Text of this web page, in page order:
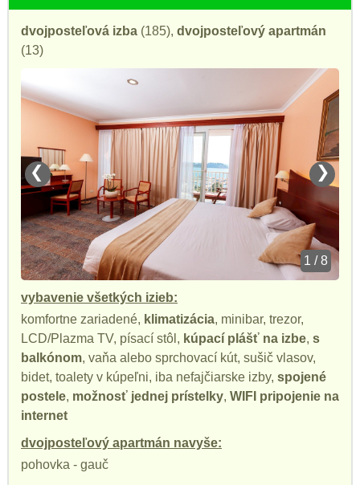
dvojposteľová izba (185), dvojposteľový apartmán
(13)
❮ ❯
1 / 8
vybavenie všetkých izieb:
komfortne zariadené, klimatizácia, minibar, trezor,
LCD/Plazma TV, písací stôl, kúpací plášť na izbe, s
balkónom, vaňa alebo sprchovací kút, sušič vlasov,
bidet, toalety v kúpeľni, iba nefajčiarske izby, spojené
postele, možnosť jednej prístelky, WIFI pripojenie na
internet
dvojposteľový apartmán navyše:
pohovka - gauč